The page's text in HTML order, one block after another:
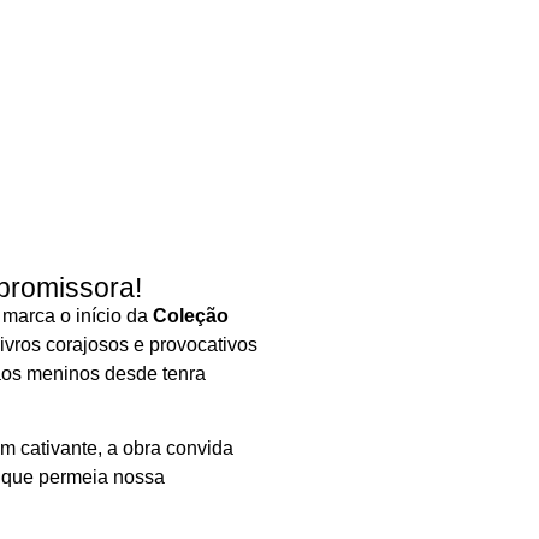
marca o início da Coleção
corajosos e provocativos
meninos desde tenra
cativante, a obra convida
permeia nossa